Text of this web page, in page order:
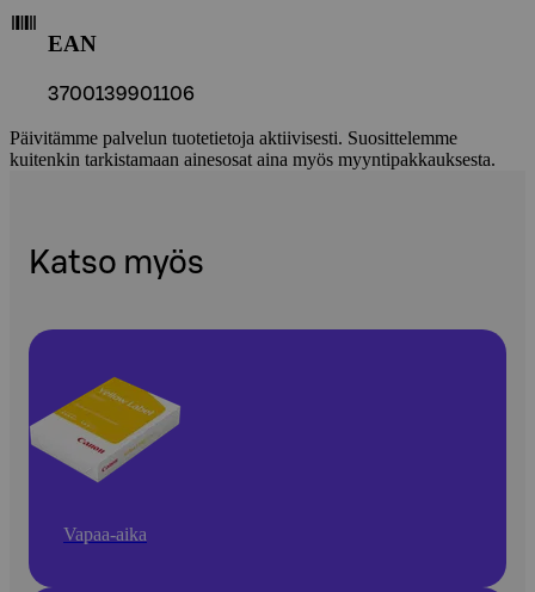
EAN
3700139901106
Päivitämme palvelun tuotetietoja aktiivisesti. Suosittelemme
kuitenkin tarkistamaan ainesosat aina myös myyntipakkauksesta.
Katso myös
Vapaa-aika